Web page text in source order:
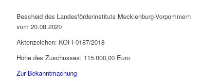
Bescheid des Landesförderinstituts Mecklenburg-Vorpommern
vom 20.08.2020
Aktenzeichen: KOFI-0187/2018
Höhe des Zuschusses: 115.000,00 Euro
Zur Bekanntmachung